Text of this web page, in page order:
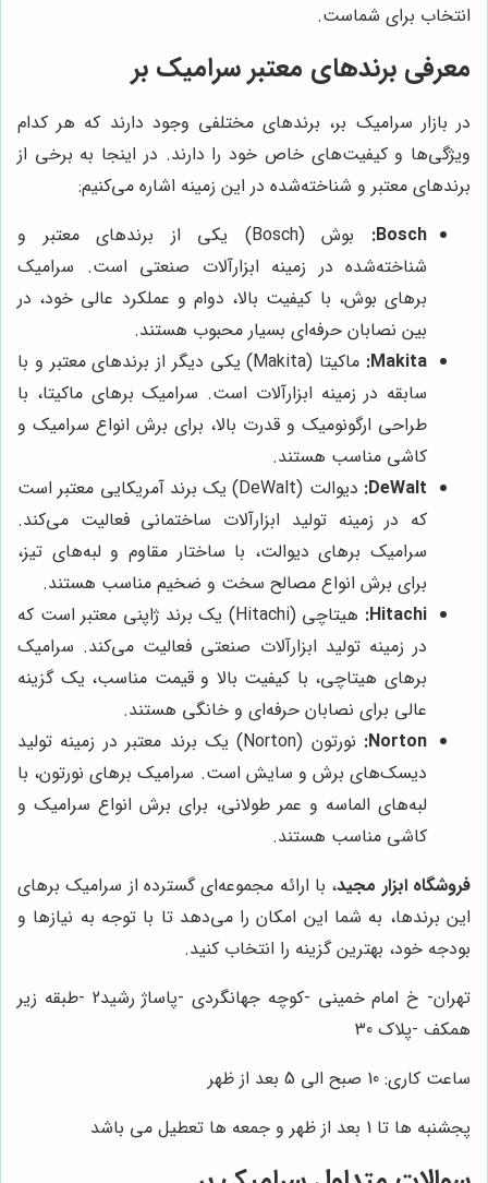
انتخاب برای شماست.
معرفی برندهای معتبر سرامیک بر
در بازار سرامیک بر، برندهای مختلفی وجود دارند که هر کدام
ویژگی‌ها و کیفیت‌های خاص خود را دارند. در اینجا به برخی از
برندهای معتبر و شناخته‌شده در این زمینه اشاره می‌کنیم:
Bosch:
بوش (Bosch) یکی از برندهای معتبر و
شناخته‌شده در زمینه ابزارآلات صنعتی است. سرامیک
برهای بوش، با کیفیت بالا، دوام و عملکرد عالی خود، در
بین نصابان حرفه‌ای بسیار محبوب هستند.
Makita:
ماکیتا (Makita) یکی دیگر از برندهای معتبر و با
سابقه در زمینه ابزارآلات است. سرامیک برهای ماکیتا، با
طراحی ارگونومیک و قدرت بالا، برای برش انواع سرامیک و
کاشی مناسب هستند.
DeWalt:
دیوالت (DeWalt) یک برند آمریکایی معتبر است
که در زمینه تولید ابزارآلات ساختمانی فعالیت می‌کند.
سرامیک برهای دیوالت، با ساختار مقاوم و لبه‌های تیز،
برای برش انواع مصالح سخت و ضخیم مناسب هستند.
Hitachi:
هیتاچی (Hitachi) یک برند ژاپنی معتبر است که
در زمینه تولید ابزارآلات صنعتی فعالیت می‌کند. سرامیک
برهای هیتاچی، با کیفیت بالا و قیمت مناسب، یک گزینه
عالی برای نصابان حرفه‌ای و خانگی هستند.
Norton:
نورتون (Norton) یک برند معتبر در زمینه تولید
دیسک‌های برش و سایش است. سرامیک برهای نورتون، با
لبه‌های الماسه و عمر طولانی، برای برش انواع سرامیک و
کاشی مناسب هستند.
فروشگاه ابزار مجید، با ارائه مجموعه‌ای گسترده از سرامیک برهای
این برندها، به شما این امکان را می‌دهد تا با توجه به نیازها و
بودجه خود، بهترین گزینه را انتخاب کنید.
تهران- خ امام خمینی -کوچه جهانگردی -پاساژ رشید2 -طبقه زیر
همکف -پلاک 30
ساعت کاری: 10 صبح الی 5 بعد از ظهر
پجشنبه ها تا 1 بعد از ظهر و جمعه ها تعطیل می باشد